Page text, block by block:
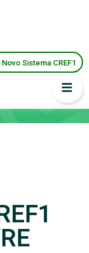
Sistema CREF1